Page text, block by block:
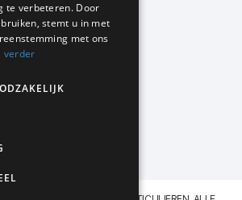
te verbeteren. Door
stemt u in met
met ons
verder